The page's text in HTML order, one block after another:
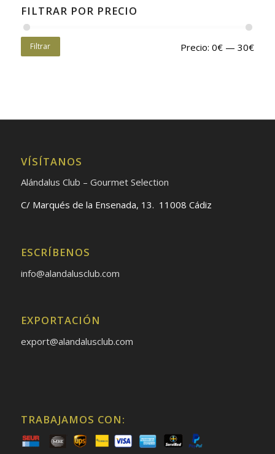
FILTRAR POR PRECIO
Filtrar Precio:0€ —30€
VÍSÍTANOS
Alándalus Club – Gourmet Selection
C/ Marqués de la Ensenada, 13. 11008 Cádiz
ESCRÍBENOS
info@alandalusclub.com
EXPORTACIÓN
export@alandalusclub.com
TRABAJAMOS CON: